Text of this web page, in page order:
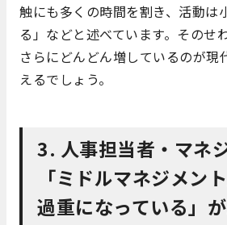
触にも多くの時間を割き、活動は
る」などと述べています。そのせ
さらにどんどん増しているのが現
えるでしょう。
3. 人事担当者・マネ
「ミドルマネジメン
過重になっている」